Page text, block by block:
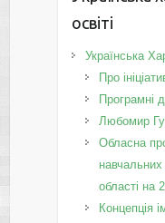
освіті
Українська
Про
Програмні
Любомир
Обласна
навчальних
області на
Концепція